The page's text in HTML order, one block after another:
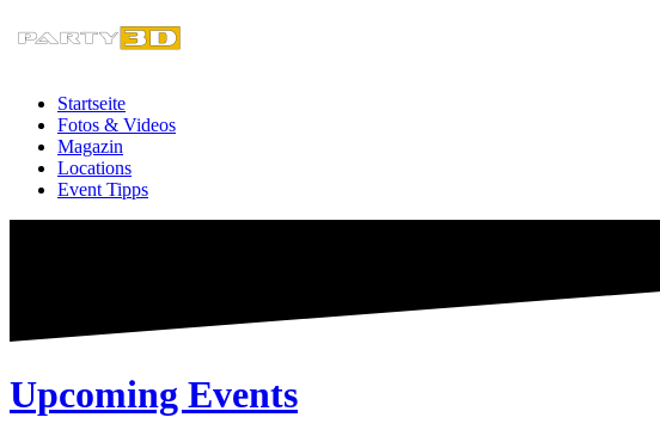
Inhalt
Startseite
Fotos & Videos
Magazin
Locations
Event Tipps
Upcoming Events